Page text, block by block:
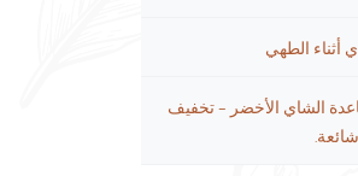
أثناء الطهي
الشاي الأخضر – تخفيف